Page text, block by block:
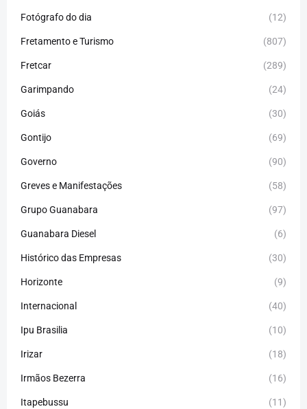
Fotógrafo do dia (12)
Fretamento e Turismo (807)
Fretcar (289)
Garimpando (24)
Goiás (30)
Gontijo (69)
Governo (90)
Greves e Manifestações (58)
Grupo Guanabara (97)
Guanabara Diesel (6)
Histórico das Empresas (30)
Horizonte (9)
Internacional (40)
Ipu Brasilia (10)
Irizar (18)
Irmãos Bezerra (16)
Itapebussu (11)